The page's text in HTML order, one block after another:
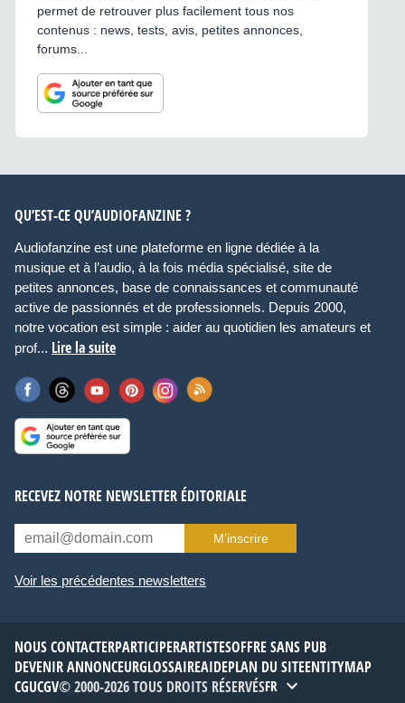
permet de retrouver plus facilement tous nos
contenus : news, tests, avis, petites annonces,
forums...
QU’EST-CE QU’AUDIOFANZINE ?
Audiofanzine est une plateforme en ligne dédiée à la
musique et à l’audio, à la fois média spécialisé, site de
petites annonces, base de connaissances et communauté
active de passionnés et de professionnels. Depuis 2000,
notre vocation est simple : aider au quotidien les amateurs et
prof... Lire la suite
RECEVEZ NOTRE NEWSLETTER ÉDITORIALE
M’inscrire
Voir les précédentes newsletters
NOUS CONTACTERPARTICIPERARTISTESOFFRE SANS PUB
DEVENIR ANNONCEURGLOSSAIREAIDEPLAN DU SITEENTITYMAP
CGUCGV© 2000-2026 TOUS DROITS RÉSERVÉSFR